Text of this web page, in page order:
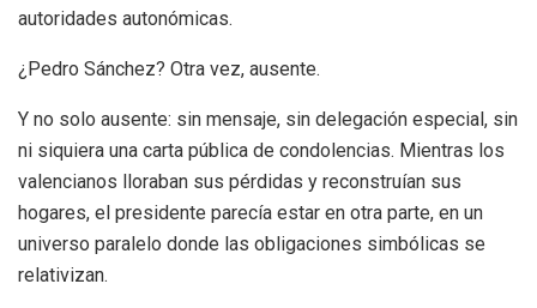
autoridades autonómicas.
¿Pedro Sánchez? Otra vez, ausente.
Y no solo ausente: sin mensaje, sin delegación especial, sin
ni siquiera una carta pública de condolencias. Mientras los
valencianos lloraban sus pérdidas y reconstruían sus
hogares, el presidente parecía estar en otra parte, en un
universo paralelo donde las obligaciones simbólicas se
relativizan.